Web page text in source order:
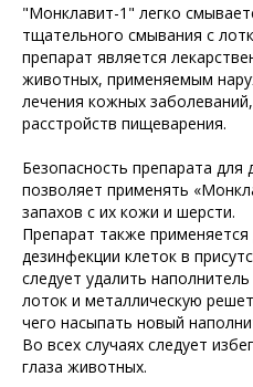
"Монклавит-1" легко
тщательного смывания с
препарат является
животных, применяемым
лечения кожных
расстройств пищеварения.
Безопасность препарата
позволяет применять
запахов с их кожи и шерсти.
Препарат также применяется
дезинфекции клеток в
следует удалить
лоток и металлическую
чего насыпать новый
Во всех случаях следует
глаза животных.